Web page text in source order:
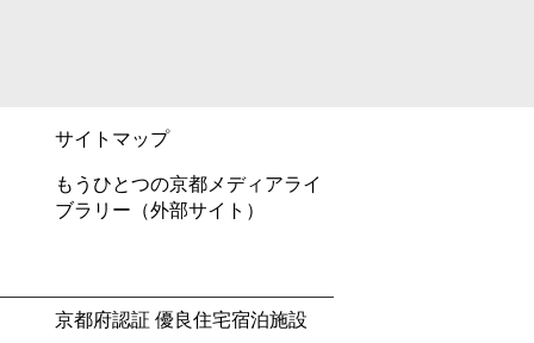
サイトマップ
もうひとつの京都メディアライ
ブラリー（外部サイト）
京都府認証 優良住宅宿泊施設